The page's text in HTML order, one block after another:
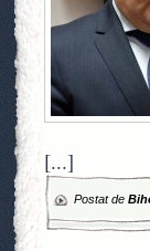
[...]
Postat de